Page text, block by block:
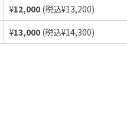
¥12,000 (税込¥13,200)
¥13,000 (税込¥14,300)